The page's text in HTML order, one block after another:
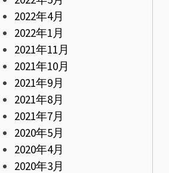
2022年4月
2022年1月
2021年11月
2021年10月
2021年9月
2021年8月
2021年7月
2020年5月
2020年4月
2020年3月